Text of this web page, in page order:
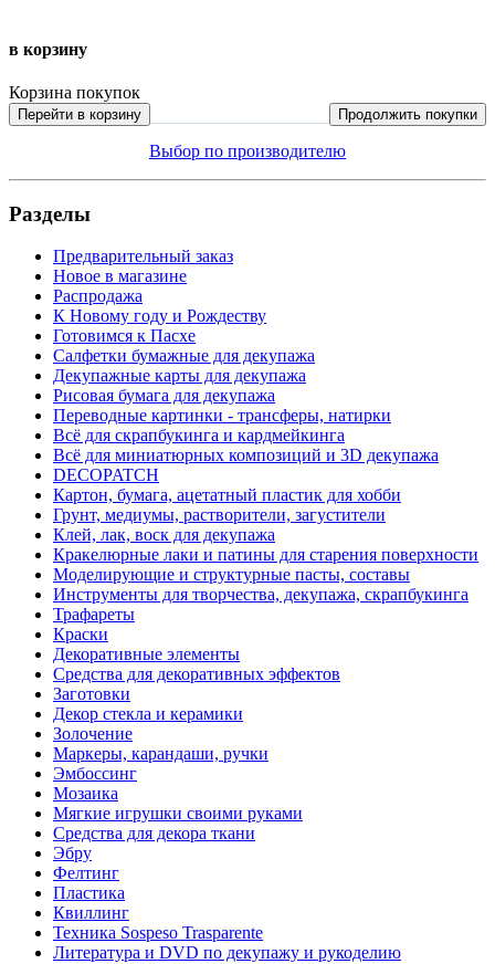
в корзину
Корзина покупок
Перейти в корзину Продолжить покупки
Выбор по производителю
Разделы
Предварительный заказ
Новое в магазине
Распродажа
К Новому году и Рождеству
Готовимся к Пасхе
Салфетки бумажные для декупажа
Декупажные карты для декупажа
Рисовая бумага для декупажа
Переводные картинки - трансферы, натирки
Всё для скрапбукинга и кардмейкинга
Всё для миниатюрных композиций и 3D декупажа
DECOPATCH
Картон, бумага, ацетатный пластик для хобби
Грунт, медиумы, растворители, загустители
Клей, лак, воск для декупажа
Кракелюрные лаки и патины для старения поверхности
Моделирующие и структурные пасты, составы
Инструменты для творчества, декупажа, скрапбукинга
Трафареты
Краски
Декоративные элементы
Средства для декоративных эффектов
Заготовки
Декор стекла и керамики
Золочение
Маркеры, карандаши, ручки
Эмбоссинг
Мозаика
Мягкие игрушки своими руками
Средства для декора ткани
Эбру
Фелтинг
Пластика
Квиллинг
Техника Sospeso Trasparente
Литература и DVD по декупажу и рукоделию